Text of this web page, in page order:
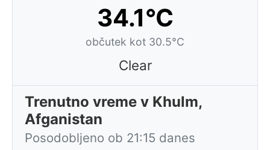
34.1°C
občutek kot 30.5°C
Clear
Trenutno vreme v Khulm,
Afganistan
Posodobljeno ob 21:15 danes